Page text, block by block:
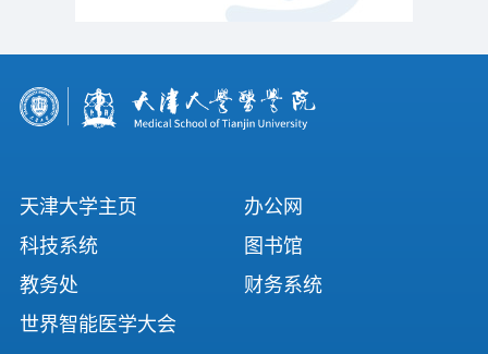
天津大学主页
办公网
科技系统
图书馆
教务处
财务系统
世界智能医学大会